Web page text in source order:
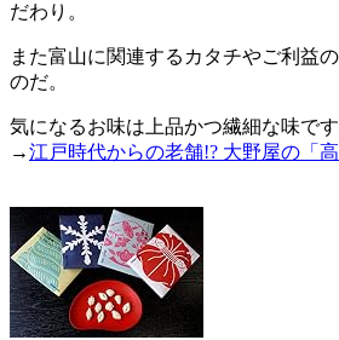
だわり。
また富山に関連するカタチやご利益
のだ。
気になるお味は上品かつ繊細な味です
→江戸時代からの老舗!? 大野屋の「高